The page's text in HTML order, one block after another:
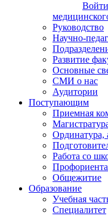
Войти
Руководство
Научно-
Развитие
Основные
СМИ о нас
Аудитории
Поступающим
Приемная
Ординатура,
Работа со
Общежитие
Образование
Учебная
Специалитет